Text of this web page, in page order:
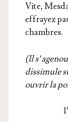
Vite,
effrayez
chambres.
(Il
dis­si­mule
ouvrir la
1